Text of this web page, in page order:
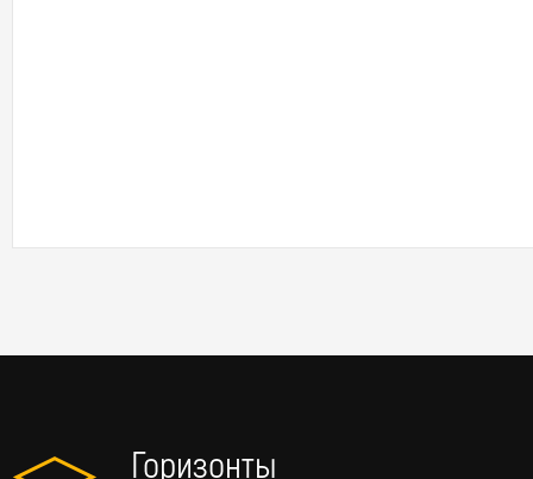
Горизонты